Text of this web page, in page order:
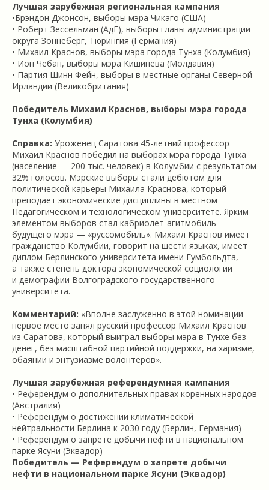
Лучшая зарубежная региональная кампания
•Брэндон Джонсон, выборы мэра Чикаго (США)
• Роберт Зессельман (АдГ), выборы главы администрации
округа Зоннеберг, Тюрингия (Германия)
• Михаил Краснов, выборы мэра города Тунха (Колумбия)
• Ион Чебан, выборы мэра Кишинева (Молдавия)
• Партия Шинн Фейн, выборы в местные органы Северной
Ирландии (Великобритания)
Победитель Михаил Краснов, выборы мэра города
Тунха (Колумбия)
Справка: Уроженец Саратова 45-летний профессор
Михаил Краснов победил на выборах мэра города Тунха
(население — 200 тыс. человек) в Колумбии с результатом
32% голосов. Мэрские выборы стали дебютом для
политической карьеры Михаила Краснова, который
преподает экономические дисциплины в местном
Педагогическом и технологическом университете. Ярким
элементом выборов стал кабриолет-агитмобиль
будущего мэра — «руссомобиль». Михаил Краснов имеет
гражданство Колумбии, говорит на шести языках, имеет
диплом Берлинского университета имени Гумбольдта,
а также степень доктора экономической социологии
и демографии Волгоградского государственного
университета.
Комментарий: «Вполне заслуженно в этой номинации
первое место занял русский профессор Михаил Краснов
из Саратова, который выиграл выборы мэра в Тунхе без
денег, без масштабной партийной поддержки, на харизме,
обаянии и энтузиазме волонтеров».
Лучшая зарубежная референдумная кампания
• Референдум о дополнительных правах коренных народов
(Австралия)
• Референдум о достижении климатической
нейтральности Берлина к 2030 году (Берлин, Германия)
• Референдум о запрете добычи нефти в национальном
парке Ясуни (Эквадор)
Победитель — Референдум о запрете добычи
нефти в национальном парке Ясуни (Эквадор)